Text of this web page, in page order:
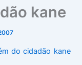
kane
do cidadão kane